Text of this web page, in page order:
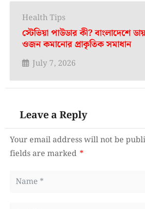
Health Tips
স্টেভিয়া পাউডার কী? বাংলাদেশে
ওজন কমানোর প্রাকৃতিক সমাধান
July 7, 2026
Leave a Reply
Your email address will not be
fields are marked *